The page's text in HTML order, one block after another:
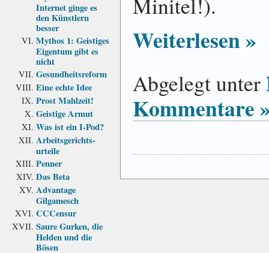
Internet ginge es
den Künstlern
besser
Mythos 1: Geistiges
Eigentum gibt es
nicht
Gesundheits­reform
Eine echte Idee
Prost Mahlzeit!
Geistige Armut
Was ist ein I-Pod?
Arbeits­gerichts­
urteile
Penner
Das Beta
Advantage
Gilgamesch
CCCensur
Saure Gurken, die
Helden und die
Bösen
Weiterlesen »
Abgelegt unter
Kommentare